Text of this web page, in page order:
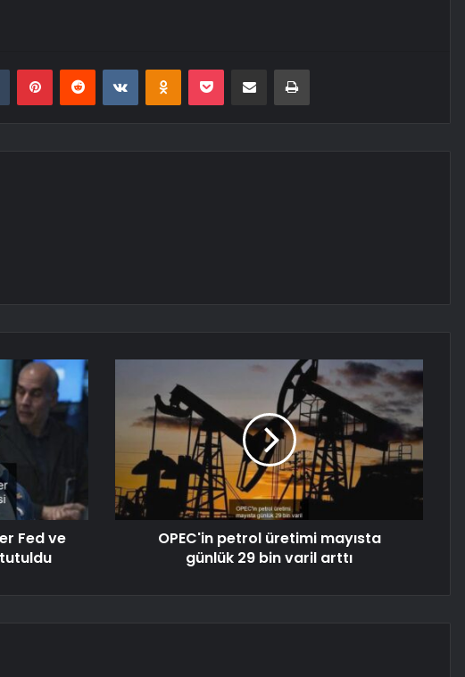
Tumblr PinterestReddit VKontakteOdnoklassniki
Pocket E-Posta ile paylaş Yazdır
Fed ve
OPEC'in petrol üretimi mayısta
günlük 29 bin varil arttı